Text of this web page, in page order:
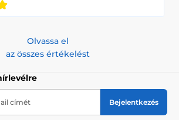
Olvassa el
az összes értékelést
címét Bejelentkezés